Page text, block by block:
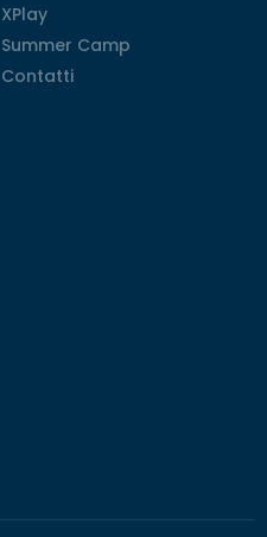
XPlay
XPlay
Summer Camp
Summer Camp
Contatti
Contatti